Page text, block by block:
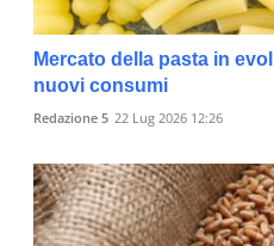
Mercato della pasta in
nuovi consumi
Redazione 5 22 Lug 2026 12:26